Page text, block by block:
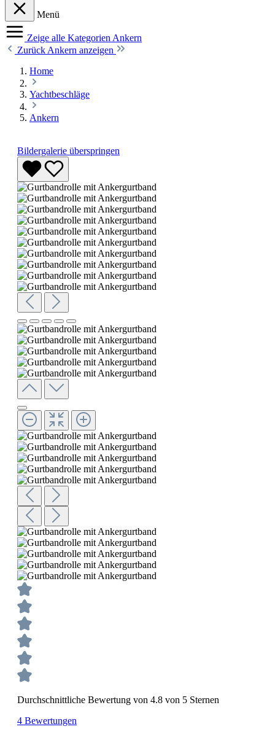
Menü
Zeige alle Kategorien Ankern
Zurück Ankern anzeigen
Home
Yachtbeschläge
Ankern
Bildergalerie überspringen
Durchschnittliche Bewertung von 4.8 von 5 Sternen
4 Bewertungen